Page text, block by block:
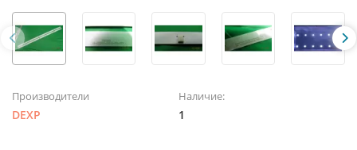
Производители
DEXP
Наличие:
1